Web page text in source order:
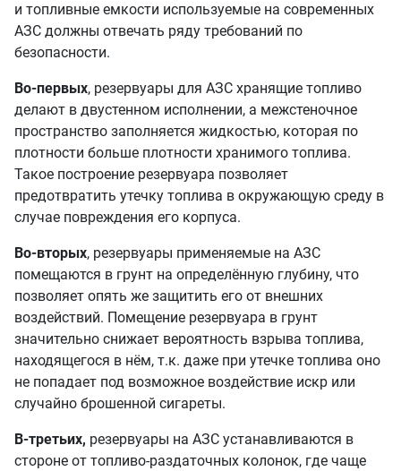
и топливные емкости используемые на современных
АЗС должны отвечать ряду требований по
безопасности.
Во-первых, резервуары для АЗС хранящие топливо
делают в двустенном исполнении, а межстеночное
пространство заполняется жидкостью, которая по
плотности больше плотности хранимого топлива.
Такое построение резервуара позволяет
предотвратить утечку топлива в окружающую среду в
случае повреждения его корпуса.
Во-вторых, резервуары применяемые на АЗС
помещаются в грунт на определённую глубину, что
позволяет опять же защитить его от внешних
воздействий. Помещение резервуара в грунт
значительно снижает вероятность взрыва топлива,
находящегося в нём, т.к. даже при утечке топлива оно
не попадает под возможное воздействие искр или
случайно брошенной сигареты.
В-третьих, резервуары на АЗС устанавливаются в
стороне от топливо-раздаточных колонок, где чаще